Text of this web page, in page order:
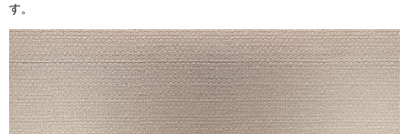
す。